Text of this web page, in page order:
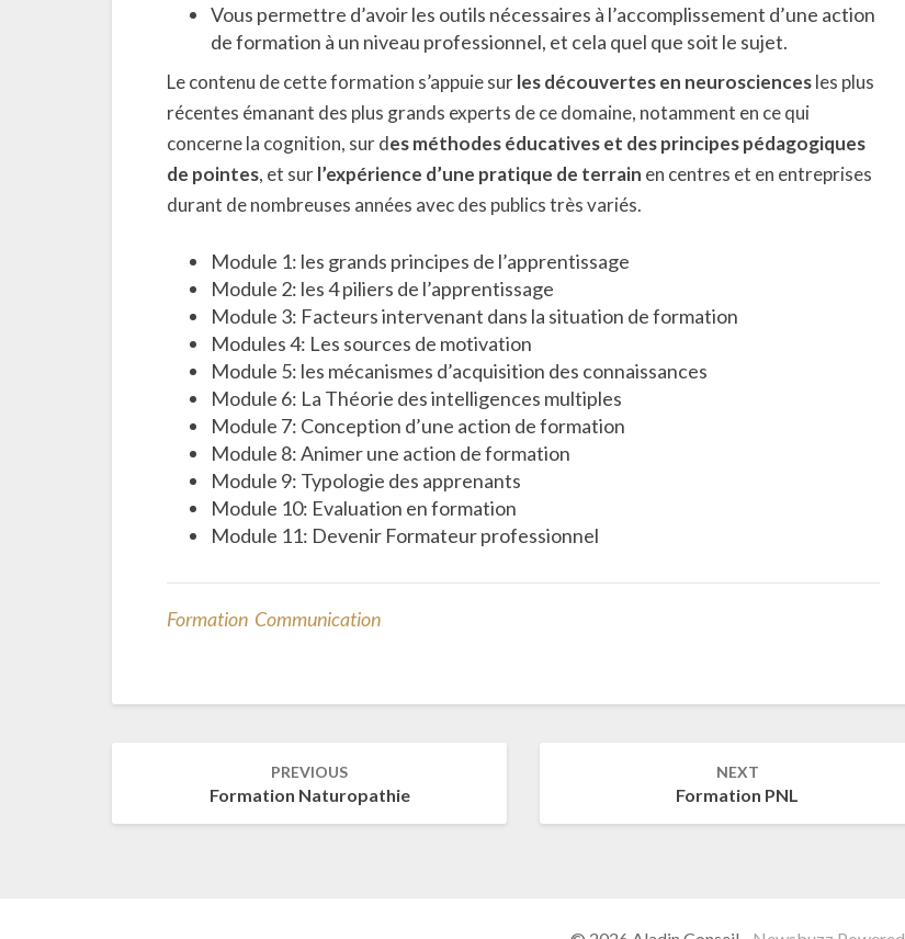
Vous permettre d’avoir les outils nécessaires à l’accomplissement d’une action
de formation à un niveau professionnel, et cela quel que soit le sujet.
Le contenu de cette formation s’appuie surles découvertes en neurosciencesles plus
récentes émanant des plus grands experts de ce domaine, notamment en ce qui
concerne la cognition, sur des méthodes éducatives et des principes pédagogiques
de pointes, et surl’expérience d’une pratique de terrain en centres et en entreprises
durant de nombreuses années avec des publics très variés.
Module 1: les grands principes de l’apprentissage
Module 2: les 4 piliers de l’apprentissage
Module 3: Facteurs intervenant dans la situation de formation
Modules 4: Les sources de motivation
Module 5: les mécanismes d’acquisition des connaissances
Module 6: La Théorie des intelligences multiples
Module 7: Conception d’une action de formation
Module 8: Animer une action de formation
Module 9: Typologie des apprenants
Module 10: Evaluation en formation
Module 11: Devenir Formateur professionnel
Formation Communication
navigation
PREVIOUS
Formation Naturopathie
NEXT
Formation PNL